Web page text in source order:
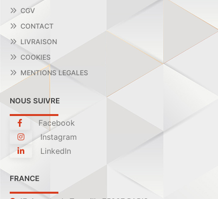
CGV
CONTACT
LIVRAISON
COOKIES
MENTIONS LEGALES
NOUS SUIVRE
Facebook
Instagram
LinkedIn
FRANCE